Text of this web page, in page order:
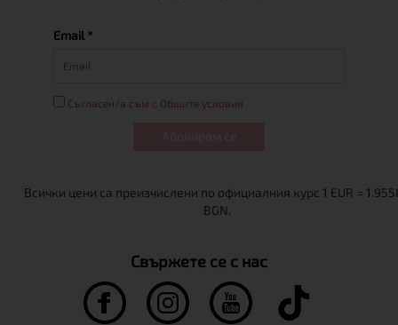
Email *
Съгласен/а съм с Общите условия
Свържете се с нас